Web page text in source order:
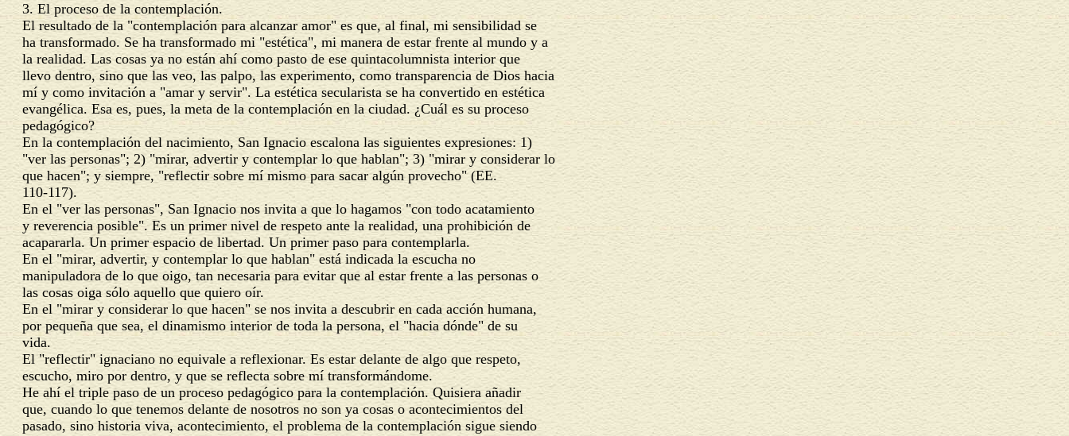
3. Elproceso de la contemplación.
El resultado de la "contemplación para alcanzar amor" es que, al final, mi sensibilidad se
ha transformado. Se ha transformado mi "estética", mi manera de estar frente al mundo y a
la realidad. Las cosas ya no están ahí como pasto de ese quintacolumnista interior que
llevo dentro, sino que las veo, las palpo, las experimento, como transparencia de Dios hacia
mí y como invitación a "amar y servir". La estética secularista se ha convertido en estética
evangélica. Esa es, pues, la meta de la contemplación en la ciudad. ¿Cuál es su proceso
pedagógico?
En la contemplación del nacimiento, San Ignacio escalona las siguientes expresiones: 1)
"ver las personas"; 2) "mirar, advertir y contemplar lo que hablan"; 3) "mirar y considerar lo
que hacen"; y siempre, "reflectir sobre mí mismo para sacar algún provecho" (EE.
110-117).
En el "ver las personas", San Ignacio nos invita a que lo hagamos "con todo acatamiento
y reverencia posible". Es un primer nivel de respeto ante la realidad, una prohibición de
acapararla. Un primer espacio de libertad. Un primer paso para contemplarla.
En el "mirar, advertir, y contemplar lo que hablan" está indicada la escucha no
manipuladora de lo que oigo, tan necesaria para evitar que al estar frente a las personas o
las cosas oiga sólo aquello que quiero oír.
En el "mirar y considerar lo que hacen" se nos invita a descubrir en cada acción humana,
por pequeña que sea, el dinamismo interior de toda la persona, el "hacia dónde" de su
vida.
El "reflectir" ignaciano no equivale a reflexionar. Es estar delante de algo que respeto,
escucho, miro por dentro, y que se reflecta sobre mí transformándome.
He ahí el triple paso de un proceso pedagógico para la contemplación. Quisiera añadir
que, cuando lo que tenemos delante de nosotros no son ya cosas o acontecimientos del
pasado, sino historia viva, acontecimiento, el problema de la contemplación sigue siendo